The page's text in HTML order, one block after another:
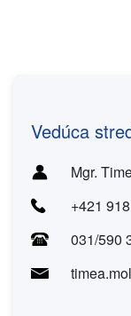
Vedúca
Mgr.
+421
031/590